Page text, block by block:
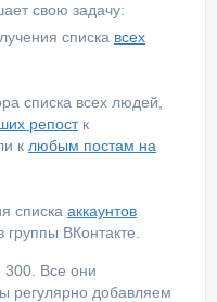
свою задачу:
списка всех
списка всех людей,
репостк
к любым постам на
списка аккаунтов
группы ВКонтакте.
300. Все они
регулярно добавляем